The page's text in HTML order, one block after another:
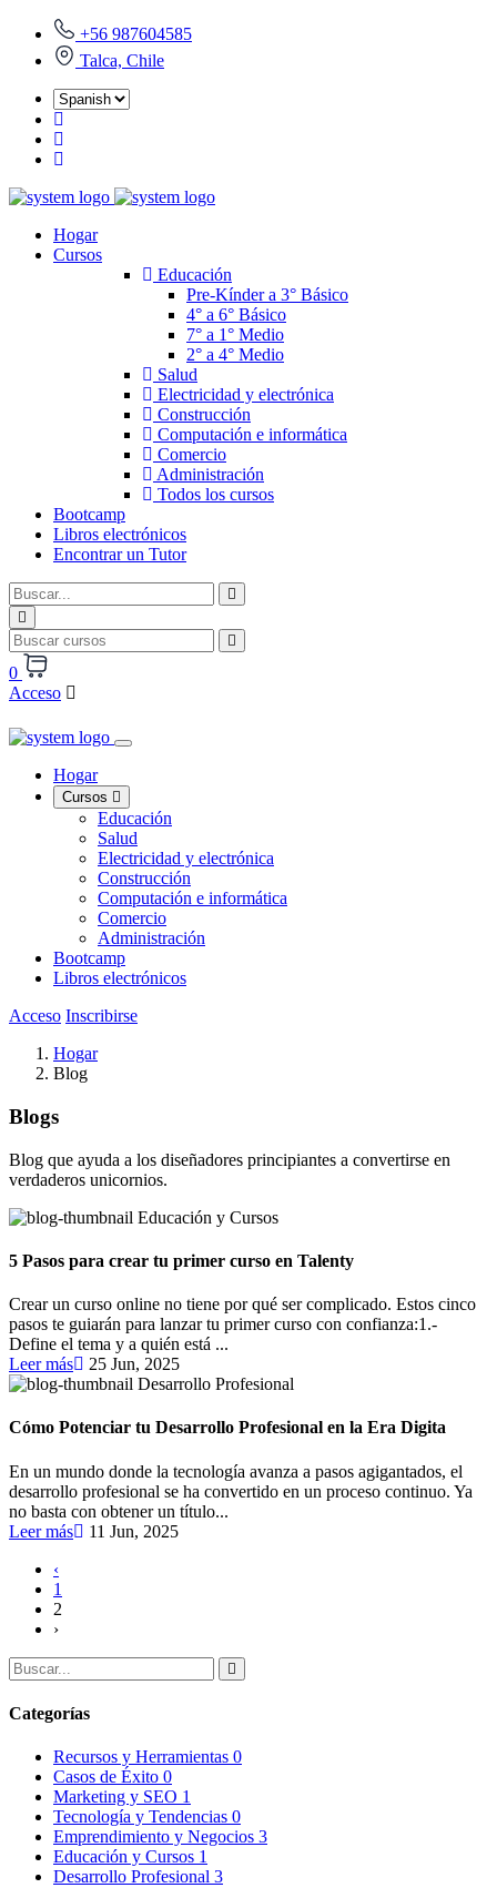
+56 987604585
Talca, Chile
Hogar
Cursos
Educación
Pre-Kínder a 3° Básico
4° a 6° Básico
7° a 1° Medio
2° a 4° Medio
Salud
Electricidad y electrónica
Construcción
Computación e informática
Comercio
Administración
Todos los cursos
Bootcamp
Libros electrónicos
Encontrar un Tutor
0
Acceso
Hogar
Cursos
Educación
Salud
Electricidad y electrónica
Construcción
Computación e informática
Comercio
Administración
Bootcamp
Libros electrónicos
Acceso Inscribirse
Hogar
Blog
Blogs
Blog que ayuda a los diseñadores principiantes a convertirse en
verdaderos unicornios.
Educación y Cursos
5 Pasos para crear tu primer curso en Talenty
Crear un curso online no tiene por qué ser complicado. Estos cinco
pasos te guiarán para lanzar tu primer curso con confianza:1.-
Define el tema y a quién está ...
Leer más
25 Jun, 2025
Desarrollo Profesional
Cómo Potenciar tu Desarrollo Profesional en la Era Digita
En un mundo donde la tecnología avanza a pasos agigantados, el
desarrollo profesional se ha convertido en un proceso continuo. Ya
no basta con obtener un título...
Leer más
11 Jun, 2025
‹
1
2
›
Categorías
Recursos y Herramientas 0
Casos de Éxito 0
Marketing y SEO 1
Tecnología y Tendencias 0
Emprendimiento y Negocios 3
Educación y Cursos 1
Desarrollo Profesional 3